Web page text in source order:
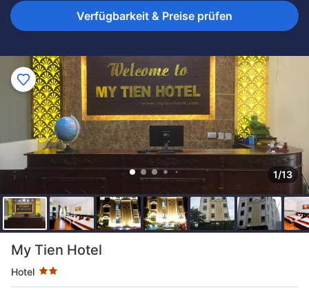
Verfügbarkeit & Preise prüfen
1/13
My Tien Hotel
Hotel
Sternekategorie: 2 Sterne